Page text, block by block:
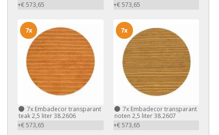
+€ 573,65
+€ 573,65
7x Embadecor transparant
teak 2,5 liter 38.2606
+€ 573,65
7x
7xEmbadecor transparant
noten 2,5 liter 38.2607
+€ 573,65
7x